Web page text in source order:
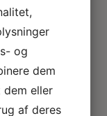
og
dem
dem eller
af deres